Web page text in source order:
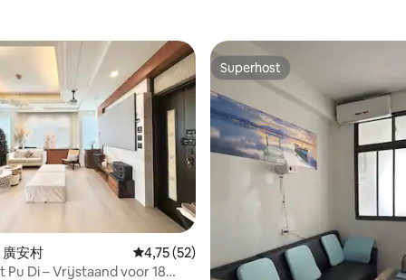
Longtan Lake Scenic Area. We
ook uit om op je fietsen te
de vele verschillende
het meer zwerven. We
op 150 meter afstand van
Middle School. De stad
in het centrale en meest
van de Lanyang Plain.
rivieren bieden hier een
van aanvulling voor de
in de bodem, waardoor
provincie is. Yilan
de zee aan de noordoostkust
met bergen aan de drie
geweldige landschappen,
eilandreis speciale prijs voor
van VIP's In de kamer kun je de
zonsopgang en de
het nachtzicht bekijken, het
Guishan en de hele Lanyang-
de infinity pool op de bovenste
verdieping kijkt ook uit op
en Lanyang Plain, uitstekend
internet-tv op de kamer, je kunt
vierde YouTube bekijken, enz.
een toekomstige laboratorium
drinkwaterzuiveraar zodat je
kunt bijvullen!Drink met
安村 Gemiddelde beoordeling van 4,75 uit 5, 52
4,75 (52)
Pu Di – Vrijstaand voor 18
Superhost
Superhost